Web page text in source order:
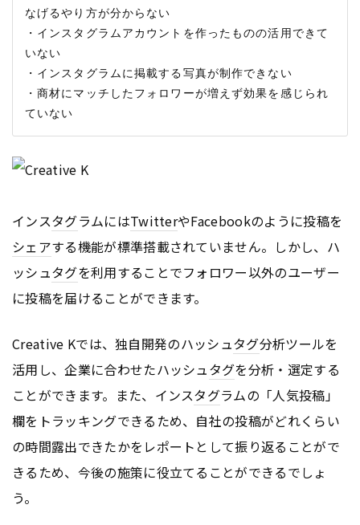
なげるやり方が分からない
・インスタグラムアカウントを作ったものの活用できて
いない
・インスタグラムに掲載する写真が制作できない
・商材にマッチしたフォロワーが増えず効果を感じられ
インスタグラムにはTwitterやFacebookのように投稿を
シェアする機能が標準搭載されていません。しかし、ハ
ッシュタグを利用することでフォロワー以外のユーザー
に投稿を届けることができます。
Creative Kでは、独自開発のハッシュタグ分析ツールを
活用し、企業に合わせたハッシュタグを分析・選定する
ことができます。また、インスタグラムの「人気投稿」
欄をトラッキングできるため、自社の投稿がどれくらい
の時間露出できたかをレポートとして振り返ることがで
きるため、今後の施策に役立てることができるでしょ
う。